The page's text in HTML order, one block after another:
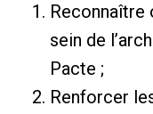
Reconnaître
sein de
Pacte ;
Renforcer